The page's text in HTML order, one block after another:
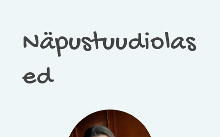
Näpustuudiolas
ed